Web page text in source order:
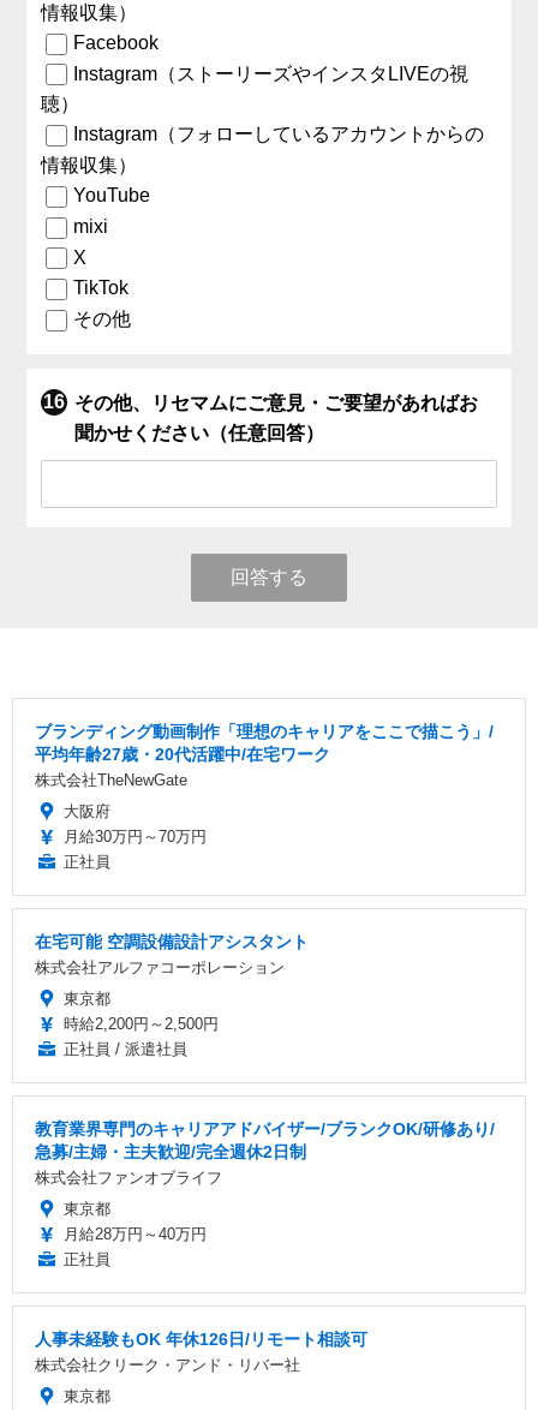
情報収集）
Facebook
Instagram（ストーリーズやインスタLIVEの視
聴）
Instagram（フォローしているアカウントからの
情報収集）
YouTube
mixi
X
TikTok
その他
その他、リセマムにご意見・ご要望があればお
聞かせください（任意回答）
回答する
ブランディング動画制作「理想のキャリアをここで描こう」/
平均年齢27歳・20代活躍中/在宅ワーク
株式会社TheNewGate
大阪府
月給30万円～70万円
正社員
在宅可能 空調設備設計アシスタント
株式会社アルファコーポレーション
東京都
時給2,200円～2,500円
正社員 / 派遣社員
教育業界専門のキャリアアドバイザー/ブランクOK/研修あり/
急募/主婦・主夫歓迎/完全週休2日制
株式会社ファンオブライフ
東京都
月給28万円～40万円
正社員
人事未経験もOK 年休126日/リモート相談可
株式会社クリーク・アンド・リバー社
東京都